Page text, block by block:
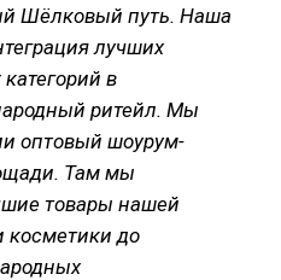
Шёлковый путь. Наша
лучших
в
ритейл. Мы
оптовый шоурум-
Там мы
товары нашей
косметики до